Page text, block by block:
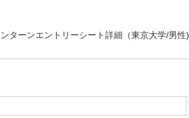
ターンエントリーシート詳細（東京大学/男性)